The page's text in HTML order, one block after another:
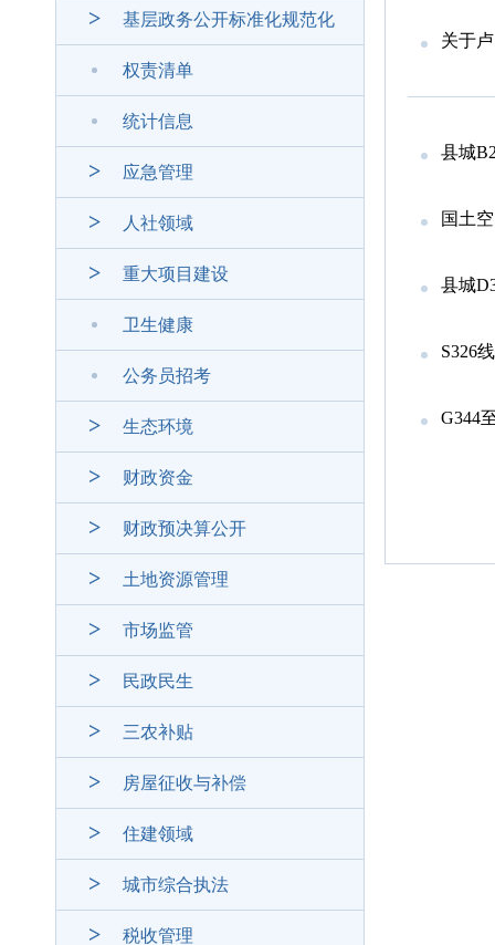
基层政务公开标准化规范化
权责清单
统计信息
应急管理
人社领域
重大项目建设
卫生健康
公务员招考
生态环境
财政资金
财政预决算公开
土地资源管理
市场监管
民政民生
三农补贴
房屋征收与补偿
住建领域
城市综合执法
税收管理
关于卢氏
县城
国土
县城
S326
G344